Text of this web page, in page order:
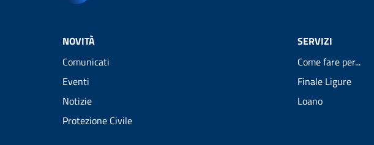
NOVITÀ
Comunicati
Eventi
Notizie
Protezione Civile
SERVIZI
Come fare per...
Finale Ligure
Loano